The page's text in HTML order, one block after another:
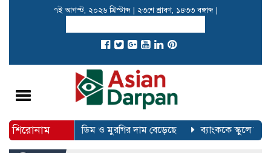
৭ই আগস্ট, ২০২৬ খ্রিস্টাব্দ| ২৩শে শ্রাবণ, ১৪৩৩ বঙ্গাব্দ|
Toggle
শিরোনাম
সোনার দাম ডিম ও মুরগির দাম বেড়েছে ব্যাংককে স্কুলে